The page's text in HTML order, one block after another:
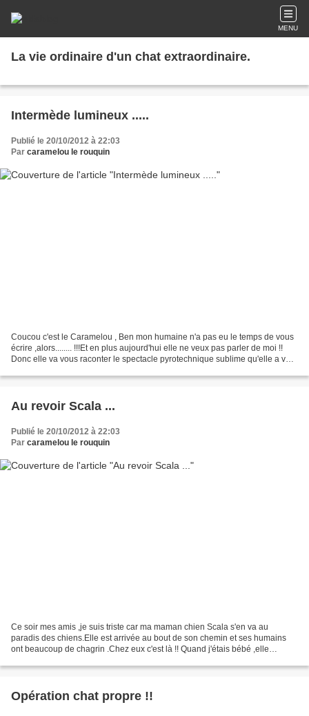
MENU
La vie ordinaire d'un chat extraordinaire.
Intermède lumineux .....
Publié le 20/10/2012 à 22:03
Par caramelou le rouquin
Coucou c'est le Caramelou , Ben mon humaine n'a pas eu le temps de vous
écrire ,alors........ !!!Et en plus aujourd'hui elle ne veux pas parler de moi !!
Donc elle va vous raconter le spectacle pyrotechnique sublime qu'elle a vu
Au revoir Scala ...
Publié le 20/10/2012 à 22:03
Par caramelou le rouquin
Ce soir mes amis ,je suis triste car ma maman chien Scala s'en va au
paradis des chiens.Elle est arrivée au bout de son chemin et ses humains
ont beaucoup de chagrin .Chez eux c'est là !! Quand j'étais bébé ,elle
Opération chat propre !!